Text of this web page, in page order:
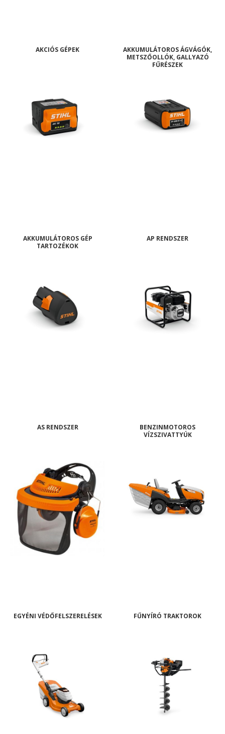
AKCIÓS GÉPEK
AKKUMULÁTOROS ÁGVÁGÓK,
METSZŐOLLÓK, GALLYAZÓ
FŰRÉSZEK
AKKUMULÁTOROS GÉP
TARTOZÉKOK
AP RENDSZER
AS RENDSZER
BENZINMOTOROS
VÍZSZIVATTYÚK
EGYÉNI VÉDŐFELSZERELÉSEK FŰNYÍRÓ TRAKTOROK